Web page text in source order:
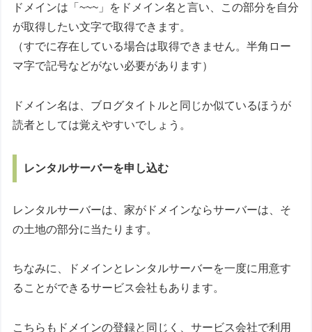
ドメインは「~~~」をドメイン名と言い、この部分を自分
が取得したい文字で取得できます。
（すでに存在している場合は取得できません。半角ロー
マ字で記号などがない必要があります）
ドメイン名は、ブログタイトルと同じか似ているほうが
読者としては覚えやすいでしょう。
レンタルサーバーを申し込む
レンタルサーバーは、家がドメインならサーバーは、そ
の土地の部分に当たります。
ちなみに、ドメインとレンタルサーバーを一度に用意す
ることができるサービス会社もあります。
こちらもドメインの登録と同じく、サービス会社で利用